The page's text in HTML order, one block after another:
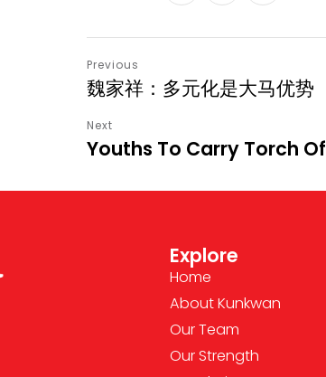
魏家祥：多元化是大马优
Youths To Carry Torch
Explore
Home
About Kunkwan
Our Team
Our Strength